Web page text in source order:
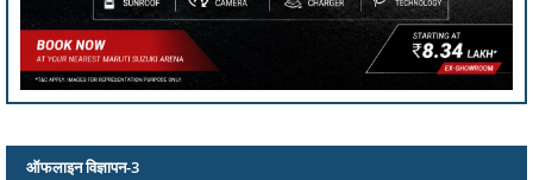
ऑफलाइन विज्ञापन-3